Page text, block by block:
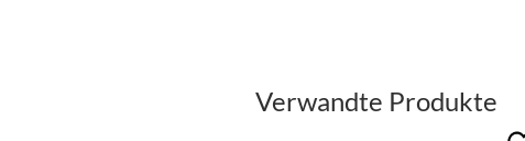
Verwandte Produkte